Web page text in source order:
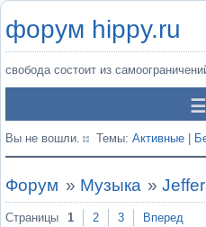
форум hippy.ru
свобода состоит из
Вы не вошли. Темы: Активные
Форум » Музыка »
Страницы 1 2 3 Вперед